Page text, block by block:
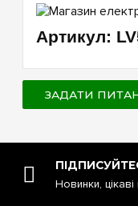
Артикул:
ЗАДАТИ
Новинки,